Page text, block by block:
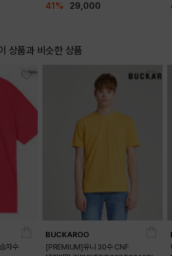
LEMON YELLOW
41% 29,000
상품과 비슷한 상품
자수
BUCKAROO
[PREMIUM]유니 30수 CNF